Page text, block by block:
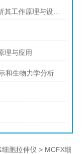
双向拉伸试验机的原理与结构：深入解析其工作原理与设计特点
理与应用
和生物力学分析
细胞拉伸仪 > MCFX细